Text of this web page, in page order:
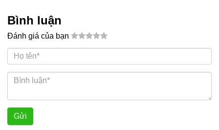
Bình luận
Đánh giá của bạn
Gửi